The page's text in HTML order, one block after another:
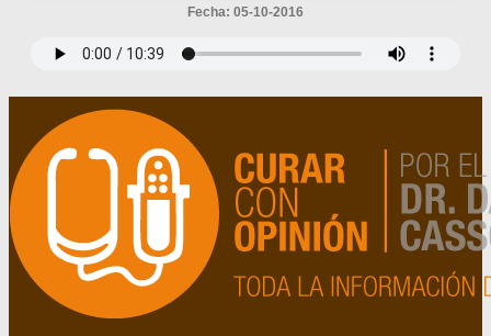
Fecha: 05-10-2016